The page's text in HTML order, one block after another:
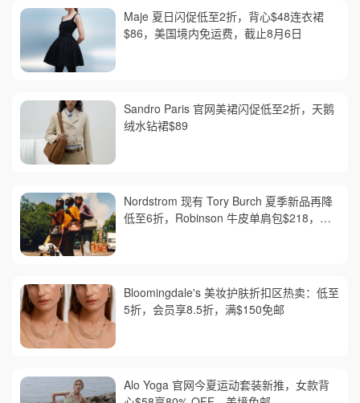
Maje 夏日闪促低至2折，背心$48连衣裙
$86，美国境内免运费，截止8月6日
Sandro Paris 官网美裙闪促低至2折，天鹅
绒水钻裙$89
Nordstrom 现有 Tory Burch 夏季新品再降
低至6折，Robinson 牛皮单肩包$218，买
Bloomingdale's 美妆护肤折扣区热卖：低至
5折，会员享8.5折，满$150免邮
Alo Yoga 官网今夏运动套装新推，女款背